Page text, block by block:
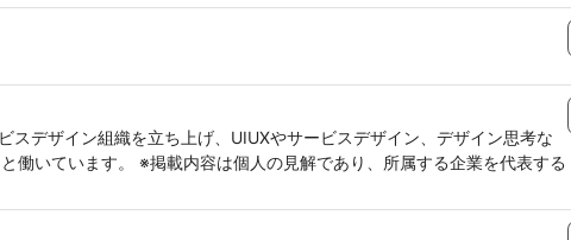
デザイン組織を立ち上げ、UIUXやサービスデザイン、デザイン思考な
働いています。 ※掲載内容は個人の見解であり、所属する企業を代表する